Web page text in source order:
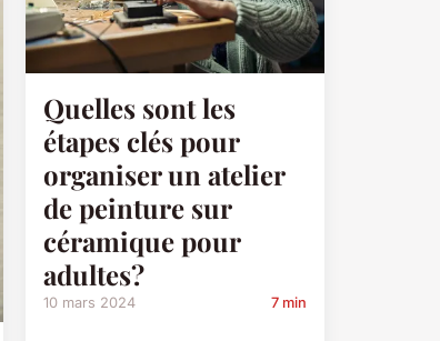
Quelles sont les
étapes clés pour
organiser un atelier
de peinture sur
céramique pour
adultes?
10 mars 2024 7 min